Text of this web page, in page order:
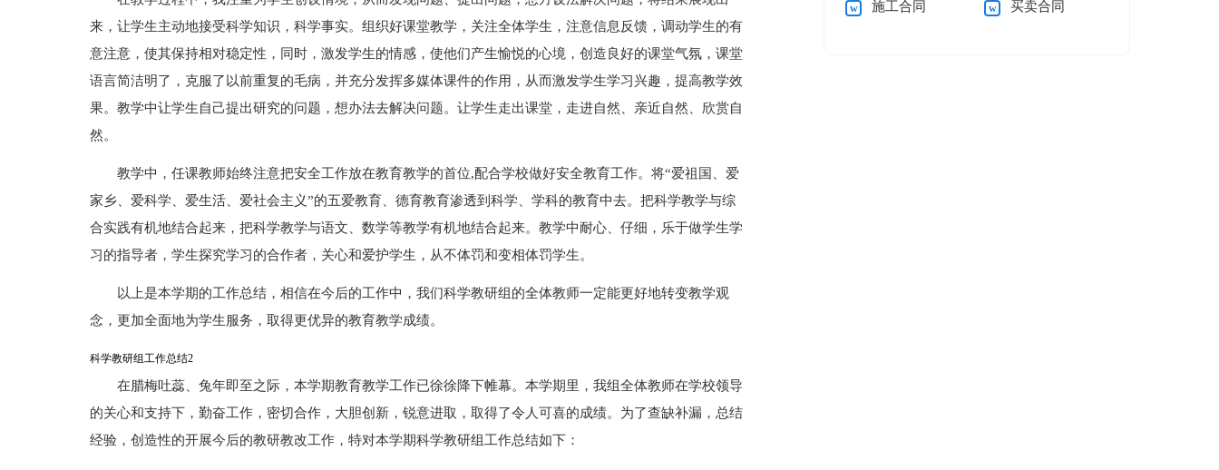
来，让学生主动地接受科学知识，科学事实。组织好课堂教学，关注全体学生，注意信息反馈，调动学生的有
意注意，使其保持相对稳定性，同时，激发学生的情感，使他们产生愉悦的心境，创造良好的课堂气氛，课堂
语言简洁明了，克服了以前重复的毛病，并充分发挥多媒体课件的作用，从而激发学生学习兴趣，提高教学效
果。教学中让学生自己提出研究的问题，想办法去解决问题。让学生走出课堂，走进自然、亲近自然、欣赏自
然。
教学中，任课教师始终注意把安全工作放在教育教学的首位,配合学校做好安全教育工作。将“爱祖国、爱
家乡、爱科学、爱生活、爱社会主义”的五爱教育、德育教育渗透到科学、学科的教育中去。把科学教学与综
合实践有机地结合起来，把科学教学与语文、数学等教学有机地结合起来。教学中耐心、仔细，乐于做学生学
习的指导者，学生探究学习的合作者，关心和爱护学生，从不体罚和变相体罚学生。
以上是本学期的工作总结，相信在今后的工作中，我们科学教研组的全体教师一定能更好地转变教学观
念，更加全面地为学生服务，取得更优异的教育教学成绩。
科学教研组工作总结2
在腊梅吐蕊、兔年即至之际，本学期教育教学工作已徐徐降下帷幕。本学期里，我组全体教师在学校领导
的关心和支持下，勤奋工作，密切合作，大胆创新，锐意进取，取得了令人可喜的成绩。为了查缺补漏，总结
经验，创造性的开展今后的教研教改工作，特对本学期科学教研组工作总结如下：
施工合同 买卖合同